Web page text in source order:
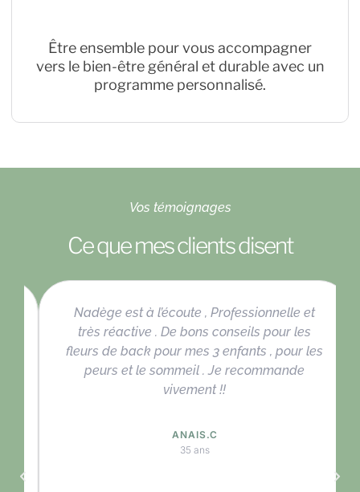
Être ensemble pour vous accompagner
vers le bien-être général et durable avec un
programme personnalisé.
Vos témoignages
Ce que mes clients disent
Nadège est à l’écoute , Professionnelle et
très réactive . De bons conseils pour les
fleurs de back pour mes 3 enfants , pour les
peurs et le sommeil . Je recommande
vivement !!
ANAIS.C
35 ans